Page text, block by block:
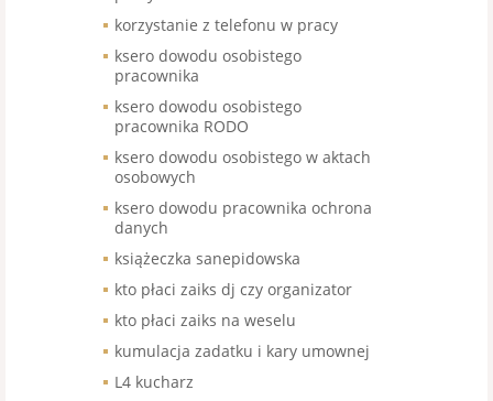
korzystanie z telefonu w pracy
ksero dowodu osobistego
pracownika
ksero dowodu osobistego
pracownika RODO
ksero dowodu osobistego w aktach
osobowych
ksero dowodu pracownika ochrona
danych
książeczka sanepidowska
kto płaci zaiks dj czy organizator
kto płaci zaiks na weselu
kumulacja zadatku i kary umownej
L4 kucharz